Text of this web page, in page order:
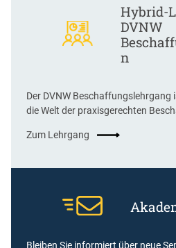
Hybrid-
DVNW
n
Der DVNW
die Welt der praxisgerechten
Zum Lehrgang
Bleiben Sie informiert über neue